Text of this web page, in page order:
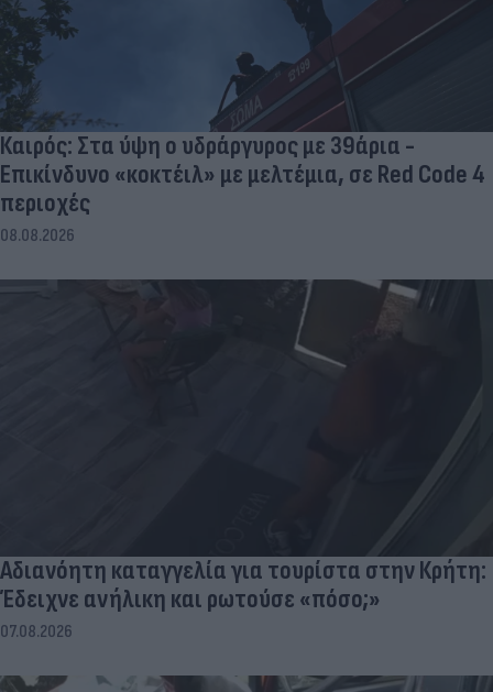
Καιρός: Στα ύψη ο υδράργυρος με 39άρια -
Επικίνδυνο «κοκτέιλ» με μελτέμια, σε Red Code 4
περιοχές
08.08.2026
Αδιανόητη καταγγελία για τουρίστα στην Κρήτη:
Έδειχνε ανήλικη και ρωτούσε «πόσο;»
07.08.2026